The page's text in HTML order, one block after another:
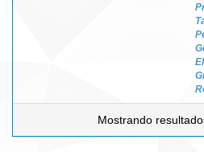
Mostrando